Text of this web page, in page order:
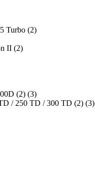
Turbo (2)
II (2)
(2) (3)
/ 250 TD / 300 TD (2) (3)